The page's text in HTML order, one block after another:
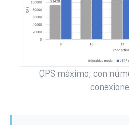
QPS máximo, con